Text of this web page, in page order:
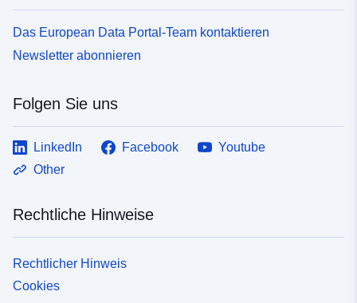
Das European Data Portal-Team kontaktieren
Newsletter abonnieren
Folgen Sie uns
LinkedIn Facebook
Youtube
Other
Rechtliche Hinweise
Rechtlicher Hinweis
Cookies